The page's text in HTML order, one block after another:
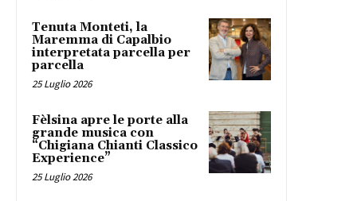
Tenuta Monteti, la
Maremma di Capalbio
interpretata parcella per
parcella
25 Luglio 2026
Fèlsina apre le porte alla
grande musica con
“Chigiana Chianti Classico
Experience”
25 Luglio 2026